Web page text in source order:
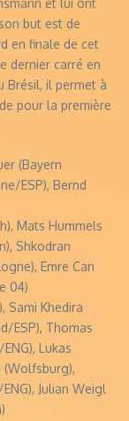
et lui ont
but est de
en finale de cet
dernier carré en
Brésil, il permet à
pour la première
(Bayern
ESP), Bernd
Mats Hummels
Shkodran
Emre Can
04)
Sami Khedira
ESP), Thomas
Lukas
(Wolfsburg),
Julian Weigl